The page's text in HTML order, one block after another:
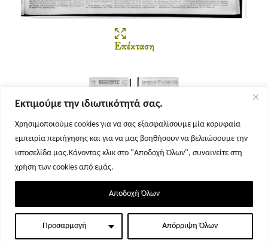
Εκτιμούμε την ιδιωτικότητά σας.
Χρησιμοποιούμε cookies για να σας εξασφαλίσουμε μία κορυφαία
εμπειρία περιήγησης και για να μας βοηθήσουν να βελτιώσουμε την
ιστοσελίδα μας.Κάνοντας κλικ στο "Αποδοχή Όλων", συναινείτε στη
χρήση των cookies από εμάς.
Προσαρμογή Απόρριψη Όλων
Αποδοχή Όλων
Επέκταση
Σελίδα 1 Σελίδα 2